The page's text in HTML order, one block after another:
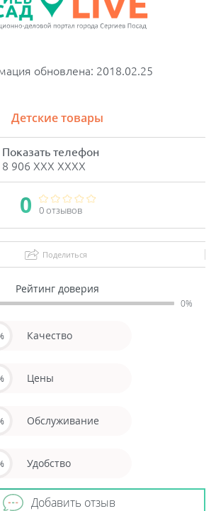
обновлена: 2018.02.25
Детские товары
Показать телефон
8 906 XXX XXXX
0 0 отзывов
Поделиться
Рейтинг доверия
0%
Качество
Цены
Обслуживание
Удобство
Добавить отзыв